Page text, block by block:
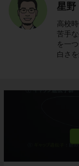
星野
高校
苦手
を一
白さを